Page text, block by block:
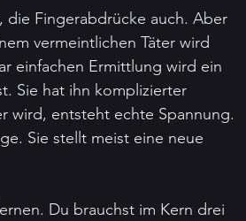
die Fingerabdrücke auch. Aber
vermeintlichen Täter wird
einfachen Ermittlung wird ein
Sie hat ihn komplizierter
wird, entsteht echte Spannung.
Sie stellt meist eine neue
Du brauchst im Kern drei